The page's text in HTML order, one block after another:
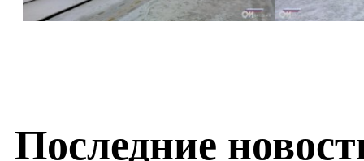
Последние